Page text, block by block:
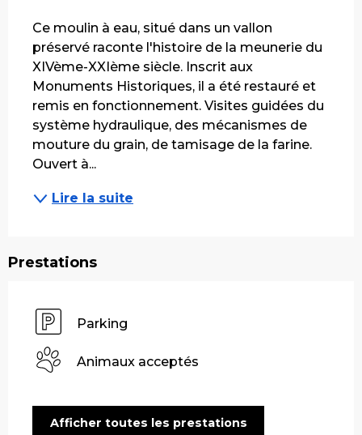
Ce moulin à eau, situé dans un vallon
préservé raconte l'histoire de la meunerie du
XIVème-XXIème siècle. Inscrit aux
Monuments Historiques, il a été restauré et
remis en fonctionnement. Visites guidées du
système hydraulique, des mécanismes de
mouture du grain, de tamisage de la farine.
Ouvert à...
Lire la suite
Prestations
Parking
Animaux acceptés
Afficher toutes les prestations